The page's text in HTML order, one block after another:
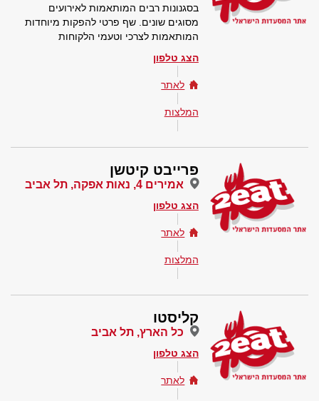
בסגנונות רבים המותאמות לאירועים
מסוגים שונים. שף פרטי להפקות מיוחדות
המותאמות לצרכי וטעמי הלקוחות
הצג טלפון
לאתר
המלצות
פרייבט קיטשן
אמירים 4, נאות אפקה, תל אביב
הצג טלפון
לאתר
המלצות
קליסטו
כל הארץ, תל אביב
הצג טלפון
לאתר